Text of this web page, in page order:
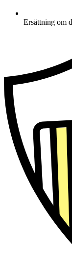
Ersättning om